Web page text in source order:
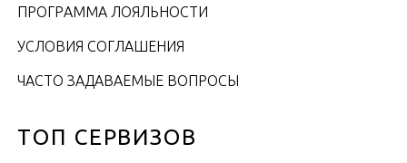
ПРОГРАММА ЛОЯЛЬНОСТИ
УСЛОВИЯ СОГЛАШЕНИЯ
ЧАСТО ЗАДАВАЕМЫЕ ВОПРОСЫ
ТОП СЕРВИЗОВ